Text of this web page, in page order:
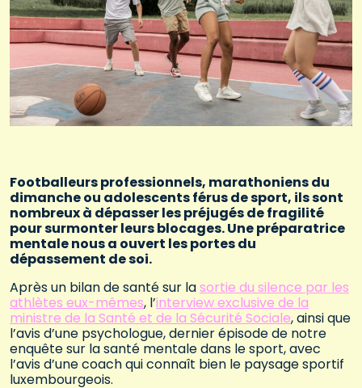
Footballeurs professionnels, marathoniens du
dimanche ou adolescents férus de sport, ils sont
nombreux à dépasser les préjugés de fragilité
pour surmonter leurs blocages. Une préparatrice
mentale nous a ouvert les portes du
dépassement de soi.
Après un bilan de santé sur lasortie du silence par les
athlètes eux-mêmes, l’interview exclusive de la
ministre de la Santé et de la Sécurité Sociale, ainsi que
l’avis d’une psychologue, dernier épisode de notre
enquête sur la santé mentale dans le sport, avec
l’avis d’une coach qui connaît bien le paysage sportif
luxembourgeois.